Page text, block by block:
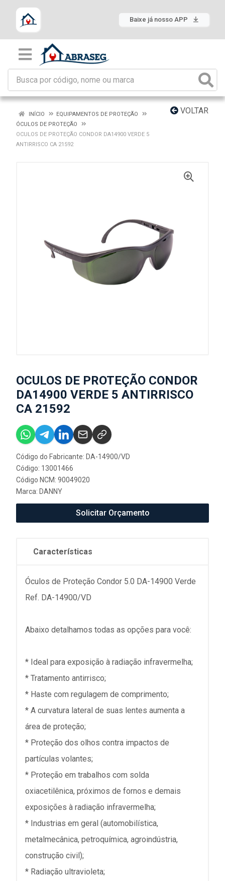
Baixe já nosso APP
VOLTAR
INÍCIO
EQUIPAMENTOS DE PROTEÇÃO
ÓCULOS DE PROTEÇÃO
OCULOS DE PROTEÇÃO CONDOR DA14900 VERDE 5
ANTIRRISCO CA 21592
OCULOS DE PROTEÇÃO CONDOR
DA14900 VERDE 5 ANTIRRISCO
CA 21592
Código do Fabricante: DA-14900/VD
Código: 13001466
Código NCM: 90049020
Marca: DANNY
Solicitar Orçamento
Características
Óculos de Proteção Condor 5.0 DA-14900 Verde
Ref. DA-14900/VD
Abaixo detalhamos todas as opções para você:
* Ideal para exposição à radiação infravermelha;
* Tratamento antirrisco;
* Haste com regulagem de comprimento;
* A curvatura lateral de suas lentes aumenta a
área de proteção;
* Proteção dos olhos contra impactos de
partículas volantes;
* Proteção em trabalhos com solda
oxiacetilênica, próximos de fornos e demais
exposições à radiação infravermelha;
* Industrias em geral (automobilística,
metalmecânica, petroquímica, agroindústria,
construção civil);
* Radiação ultravioleta;